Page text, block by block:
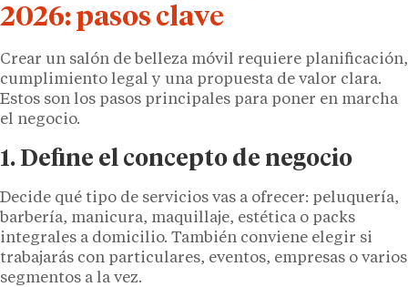
2026: pasos clave
Crear un salón de belleza móvil requiere planificación,
cumplimiento legal y una propuesta de valor clara.
Estos son los pasos principales para poner en marcha
el negocio.
1. Define el concepto de negocio
Decide qué tipo de servicios vas a ofrecer: peluquería,
barbería, manicura, maquillaje, estética o packs
integrales a domicilio. También conviene elegir si
trabajarás con particulares, eventos, empresas o varios
segmentos a la vez.